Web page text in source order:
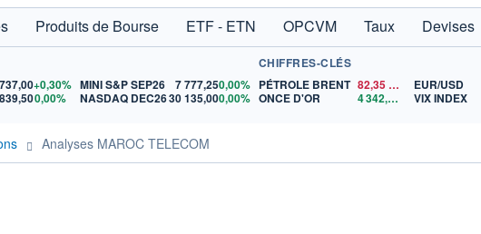
Produits de Bourse ETF - ETN OPCVM Taux Devises
+0,30%
0,00%
MINI S&P SEP26 7 777,250,00%
NASDAQ DEC2630 135,000,00%
CHIFFRES-CLÉS
PÉTROLE BRENT 82,35
ONCE D'OR
4 342,26 $US
EUR/USD
VIX INDEX
Analyses MAROC TELECOM